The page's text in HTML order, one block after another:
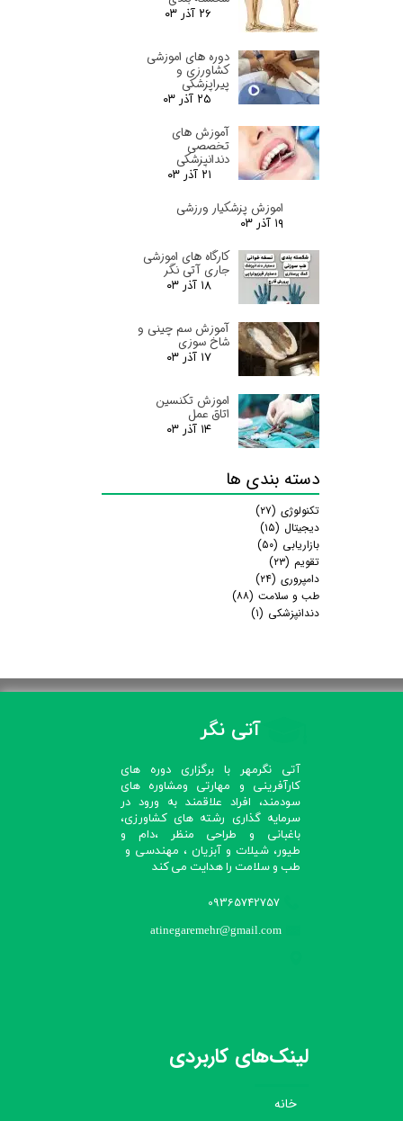
۲۶ آذر ۰۳
دوره های اموزشی
کشاورزی و
پیراپزشکی
۲۵ آذر ۰۳
آموزش های
تخصصی
دندانپزشکی
۲۱ آذر ۰۳
اموزش پزشکیار ورزشی
۱۹ آذر ۰۳
کارگاه های اموزشی
جاری آتی نگر
۱۸ آذر ۰۳
آموزش سم چینی و
شاخ سوزی
۱۷ آذر ۰۳
اموزش تکنسین
اتاق عمل
۱۴ آذر ۰۳
دسته بندی ها
تکنولوژی (۲۷)
دیجیتال (۱۵)
بازاریابی (۵۰)
تقویم (۲۳)
دامپروری (۲۴)
طب و سلامت (۸۸)
دندانپزشکی (۱)
آتی نگر
آتی نگرمهر با برگزاری دوره های
کارآفرینی و مهارتی ومشاوره های
سودمند، افراد علاقمند به ورود در
سرمایه گذاری رشته های کشاورزی،
باغبانی و طراحی منظر ،دام و
طیور، شیلات و آبزیان ، مهندسی و
طب و سلامت را هدایت می کند​​​​​​​
09365742757
atinegaremehr@gmail.com
لینک‌های کاربردی
خانه